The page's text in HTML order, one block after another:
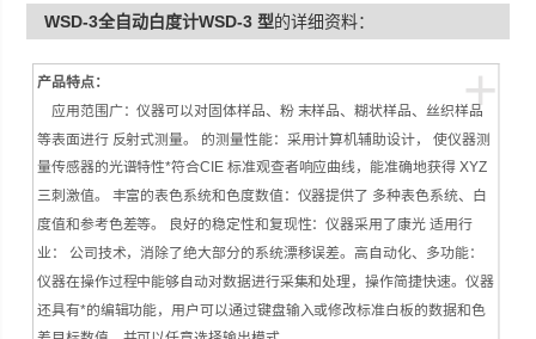
WSD-3全自动白度计WSD-3 型的详细资料：
+
产品特点：
应用范围广：仪器可以对固体样品、粉 末样品、糊状样品、丝织样品
等表面进行 反射式测量。 的测量性能：采用计算机辅助设计， 使仪器测
量传感器的光谱特性*符合CIE 标准观查者响应曲线，能准确地获得 XYZ
三刺激值。 丰富的表色系统和色度数值：仪器提供了 多种表色系统、白
度值和参考色差等。 良好的稳定性和复现性：仪器采用了康光 适用行
业： 公司技术，消除了绝大部分的系统漂移误差。高自动化、多功能：
仪器在操作过程中能够自动对数据进行采集和处理，操作简捷快速。仪器
还具有*的编辑功能，用户可以通过键盘输入或修改标准白板的数据和色